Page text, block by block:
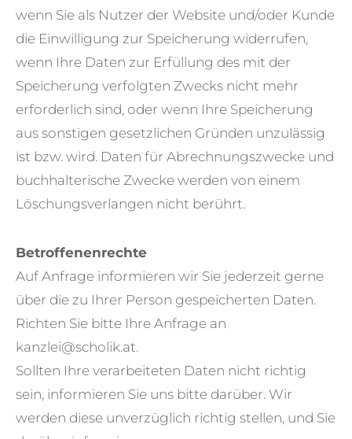
wenn Sie als Nutzer der Website und/oder Kunde
die Einwilligung zur Speicherung widerrufen,
wenn Ihre Daten zur Erfüllung des mit der
Speicherung verfolgten Zwecks nicht mehr
erforderlich sind, oder wenn Ihre Speicherung
aus sonstigen gesetzlichen Gründen unzulässig
ist bzw. wird. Daten für Abrechnungszwecke und
buchhalterische Zwecke werden von einem
Löschungsverlangen nicht berührt.
Betroffenenrechte
Auf Anfrage informieren wir Sie jederzeit gerne
über die zu Ihrer Person gespeicherten Daten.
Richten Sie bitte Ihre Anfrage an
kanzlei@scholik.at.
Sollten Ihre verarbeiteten Daten nicht richtig
sein, informieren Sie uns bitte darüber. Wir
werden diese unverzüglich richtig stellen, und Sie